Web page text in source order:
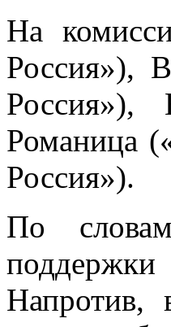
На
Россия»),
Романица
Россия»).
По
Напротив,